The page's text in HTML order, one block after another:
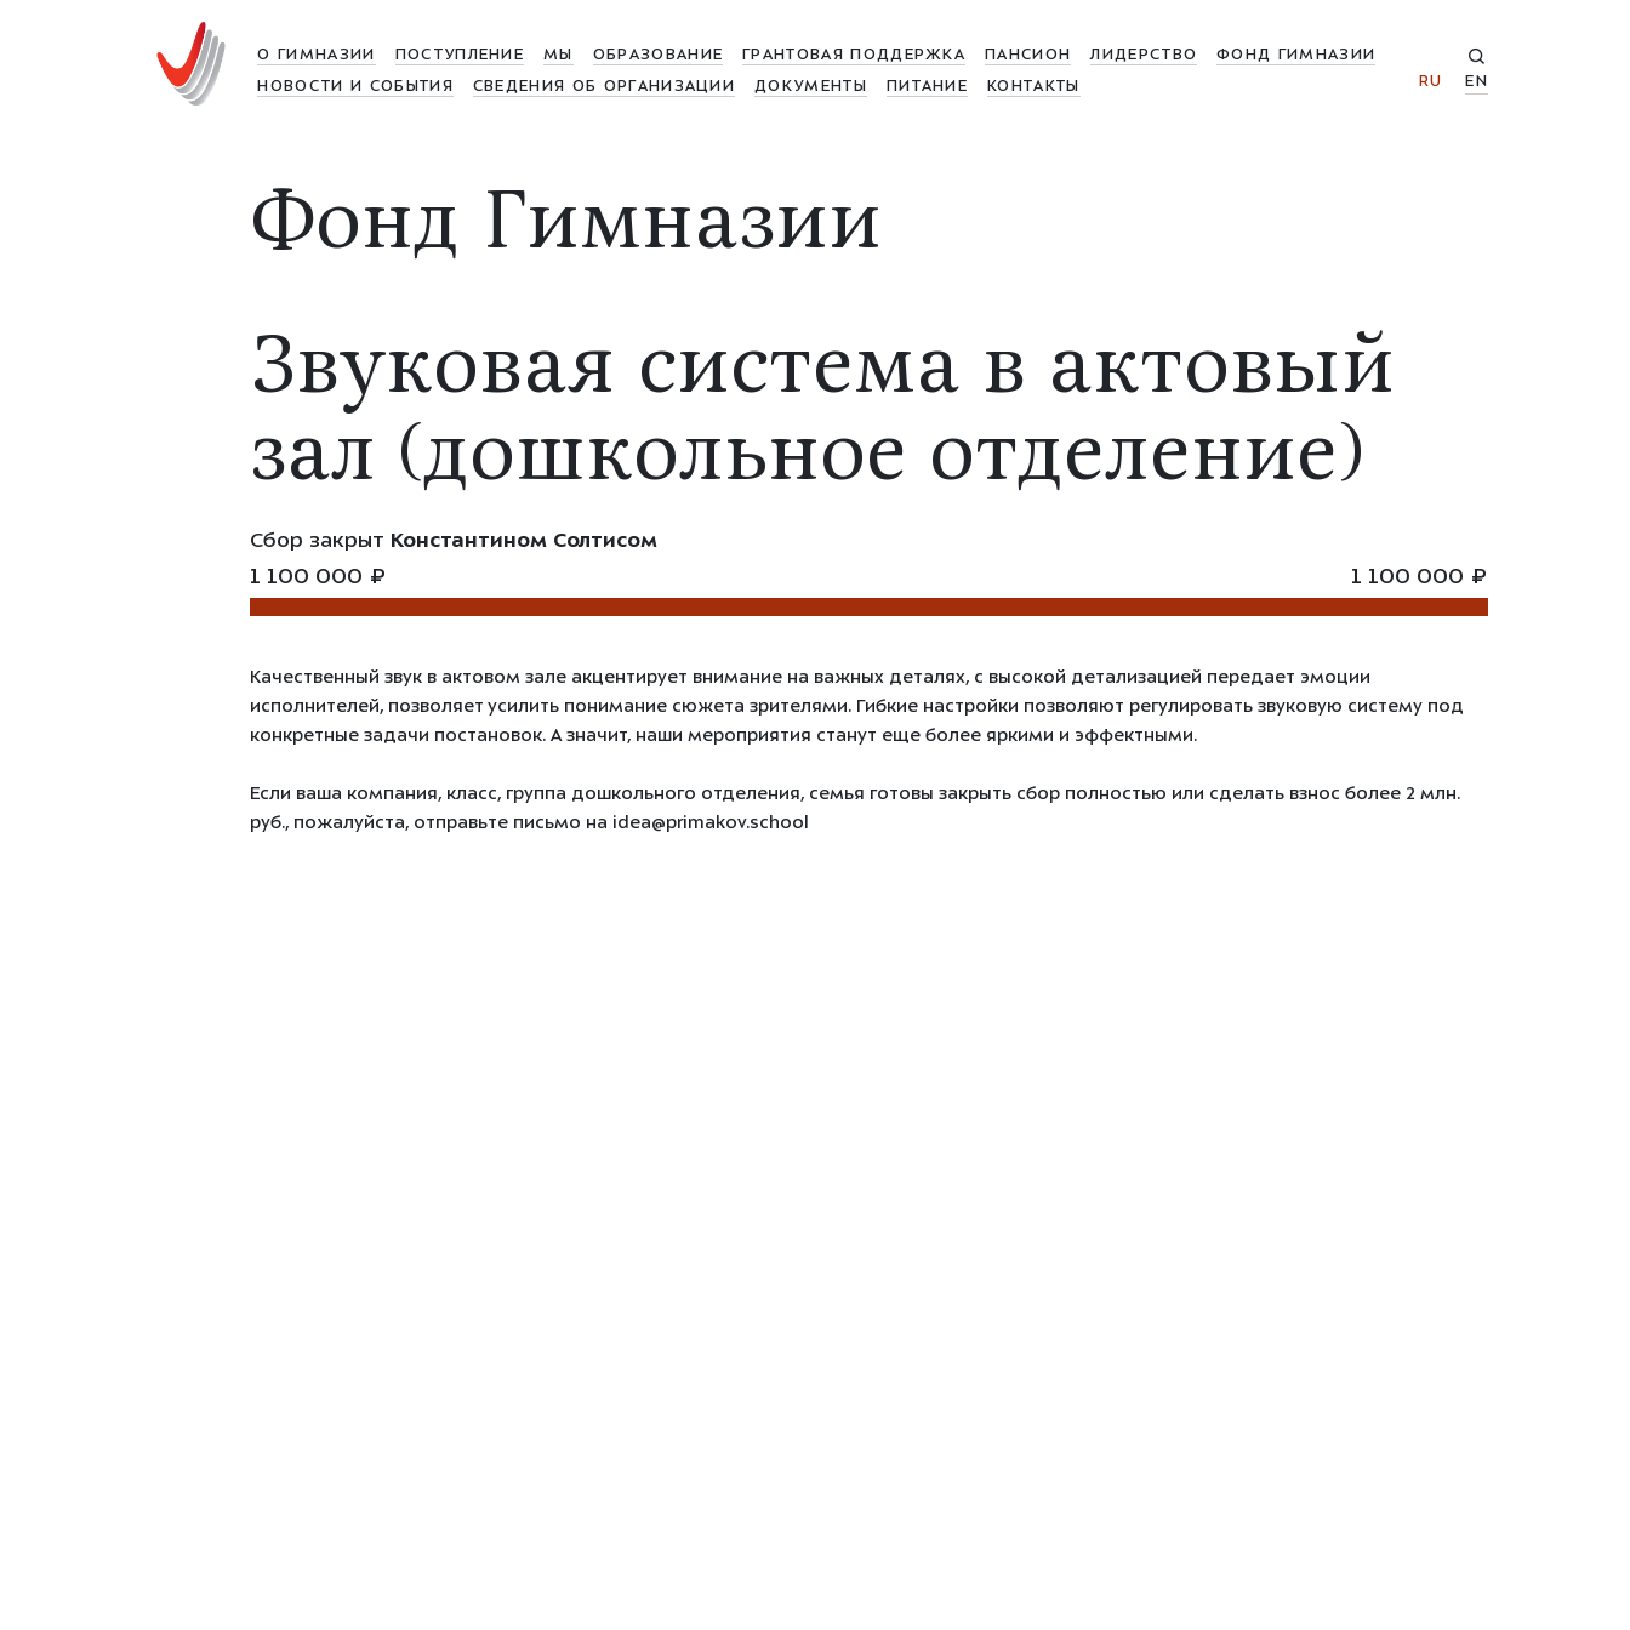
О ГИМНАЗИИ ПОСТУПЛЕНИЕ МЫ ОБРАЗОВАНИЕ ГРАНТОВАЯ ПОДДЕРЖКА ПАНСИОН ЛИДЕРСТВО
ФОНД ГИМНАЗИИ
НОВОСТИ И СОБЫТИЯ
СВЕДЕНИЯ ОБ ОРГАНИЗАЦИИ ДОКУМЕНТЫ ПИТАНИЕ КОНТАКТЫ RU EN
Фонд Гимназии
Звуковая система в актовый
зал (дошкольное отделение)
Сбор закрыт Константином Солтисом
1 100 000 ₽ 1 100 000 ₽
Качественный звук в актовом зале акцентирует внимание на важных деталях, с высокой детализацией передает эмоции
исполнителей, позволяет усилить понимание сюжета зрителями. Гибкие настройки позволяют регулировать звуковую систему под
конкретные задачи постановок. А значит, наши мероприятия станут еще более яркими и эффектными.
Если ваша компания, класс, группа дошкольного отделения, семья готовы закрыть сбор полностью или сделать взнос более 2 млн.
руб., пожалуйста, отправьте письмо на idea@primakov.school